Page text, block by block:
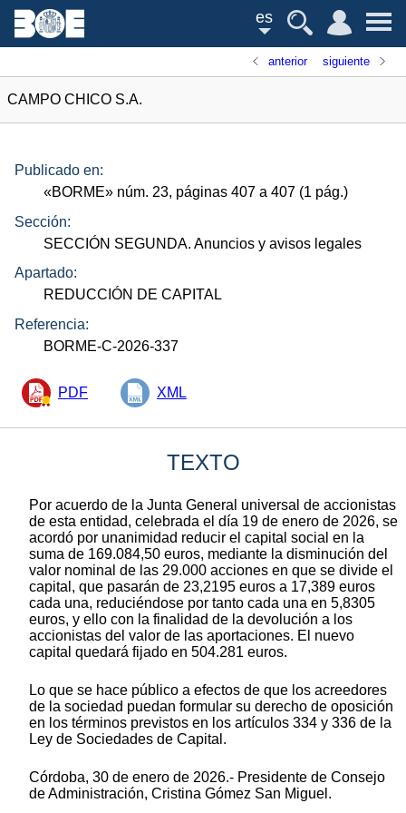
es
anterior siguiente
CAMPO CHICO S.A.
Publicado en:
«BORME» núm. 23, páginas 407 a 407 (1 pág.)
Sección:
SECCIÓN SEGUNDA. Anuncios y avisos legales
Apartado:
REDUCCIÓN DE CAPITAL
Referencia:
BORME-C-2026-337
PDF XML
TEXTO
Por acuerdo de la Junta General universal de accionistas
de esta entidad, celebrada el día 19 de enero de 2026, se
acordó por unanimidad reducir el capital social en la
suma de 169.084,50 euros, mediante la disminución del
valor nominal de las 29.000 acciones en que se divide el
capital, que pasarán de 23,2195 euros a 17,389 euros
cada una, reduciéndose por tanto cada una en 5,8305
euros, y ello con la finalidad de la devolución a los
accionistas del valor de las aportaciones. El nuevo
capital quedará fijado en 504.281 euros.
Lo que se hace público a efectos de que los acreedores
de la sociedad puedan formular su derecho de oposición
en los términos previstos en los artículos 334 y 336 de la
Ley de Sociedades de Capital.
Córdoba, 30 de enero de 2026.- Presidente de Consejo
de Administración, Cristina Gómez San Miguel.